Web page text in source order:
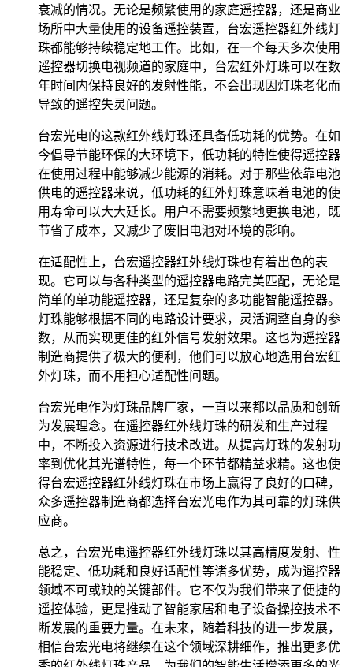
衰减的情况。无论是频繁使用的家庭遥控器，还是商业
场所中大量使用的设备遥控装置，台宏遥控器红外线灯
珠都能够持续稳定地工作。比如，在一个每天多次使用
遥控器切换电视频道的家庭中，台宏红外灯珠可以在数
年时间内保持良好的发射性能，不会出现因灯珠老化而
导致的遥控失灵问题。
台宏光电的这款红外线灯珠还具备低功耗的优势。在如
今倡导节能环保的大环境下，低功耗的特性使得遥控器
在使用过程中能够减少能源的消耗。对于那些依靠电池
供电的遥控器来说，低功耗的红外灯珠意味着电池的使
用寿命可以大大延长。用户不需要频繁地更换电池，既
节省了成本，又减少了废旧电池对环境的影响。
在适配性上，台宏遥控器红外线灯珠也有着出色的表
现。它可以与各种类型的遥控器电路完美匹配，无论是
简单的单功能遥控器，还是复杂的多功能智能遥控器。
灯珠能够根据不同的电路设计要求，灵活调整自身的参
数，从而实现更佳的红外信号发射效果。这也为遥控器
制造商提供了极大的便利，他们可以放心地选用台宏红
外灯珠，而不用担心适配性问题。
台宏光电作为灯珠品牌厂家，一直以来都以品质和创新
为发展理念。在遥控器红外线灯珠的研发和生产过程
中，不断投入资源进行技术改进。从提高灯珠的发射功
率到优化其光谱特性，每一个环节都精益求精。这也使
得台宏遥控器红外线灯珠在市场上赢得了良好的口碑，
众多遥控器制造商都选择台宏光电作为其可靠的灯珠供
应商。
总之，台宏光电遥控器红外线灯珠以其高精度发射、性
能稳定、低功耗和良好适配性等诸多优势，成为遥控器
领域不可或缺的关键部件。它不仅为我们带来了便捷的
遥控体验，更是推动了智能家居和电子设备操控技术不
断发展的重要力量。在未来，随着科技的进一步发展，
相信台宏光电将继续在这个领域深耕细作，推出更多优